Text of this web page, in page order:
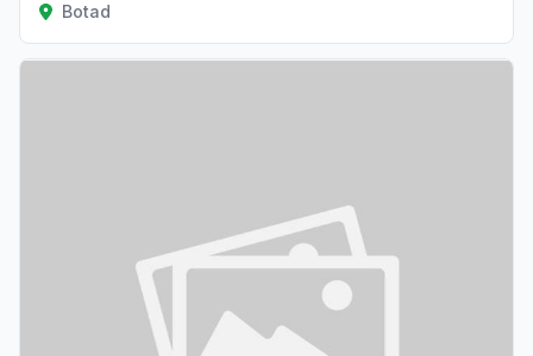
Botad